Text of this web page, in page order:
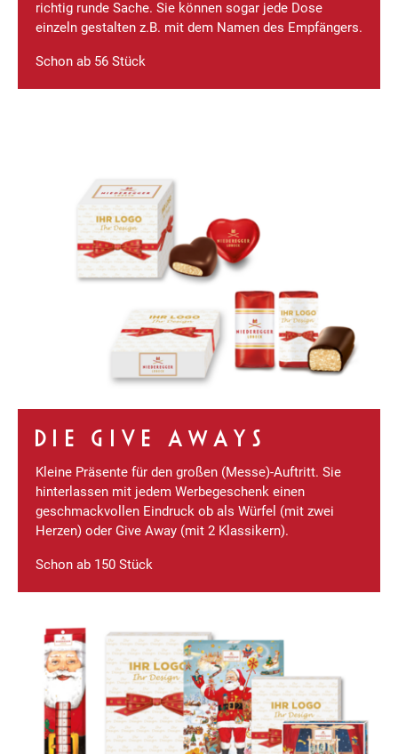
richtig runde Sache. Sie können sogar jede Dose
einzeln gestalten z.B. mit dem Namen des Empfängers.
Schon ab 56 Stück
DIE GIVE AWAYS
Kleine Präsente für den großen (Messe)-Auftritt. Sie
hinterlassen mit jedem Werbegeschenk einen
geschmackvollen Eindruck ob als Würfel (mit zwei
Herzen) oder Give Away (mit 2 Klassikern).
Schon ab 150 Stück